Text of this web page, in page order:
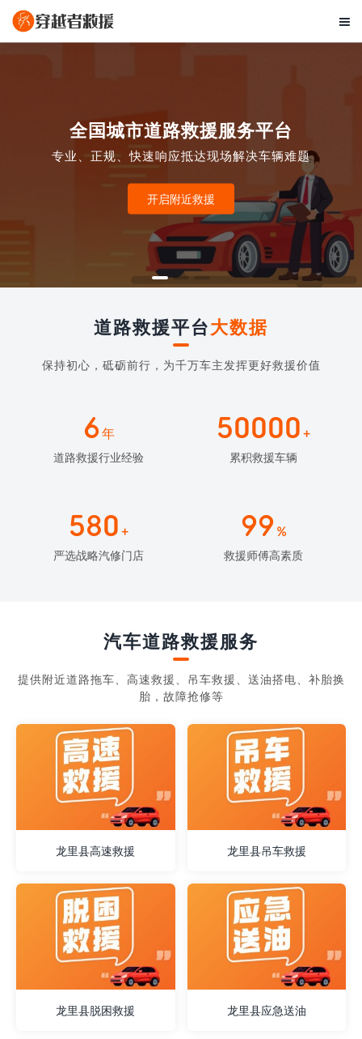

全国城市道路救援服务平台
专业、正规、快速响应抵达现场解决车辆难题
开启附近救援
道路救援平台大数据
保持初心，砥砺前行，为千万车主发挥更好救援价值
6年
道路救援行业经验
50000 +
累积救援车辆
580 +
严选战略汽修门店
99 %
救援师傅高素质
汽车道路救援服务
提供附近道路拖车、高速救援、吊车救援、送油搭电、补胎换
胎，故障抢修等
龙里县高速救援 龙里县吊车救援
龙里县脱困救援 龙里县应急送油